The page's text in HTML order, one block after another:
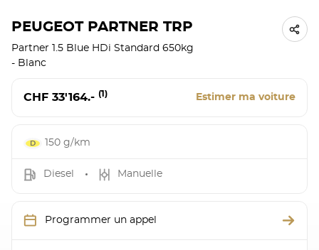
PEUGEOT PARTNER TRP
Partner 1.5 Blue HDi Standard 650kg
- Blanc
CHF 33'164.- (1) Estimer ma voiture
150 g/km
Diesel Manuelle
Programmer un appel